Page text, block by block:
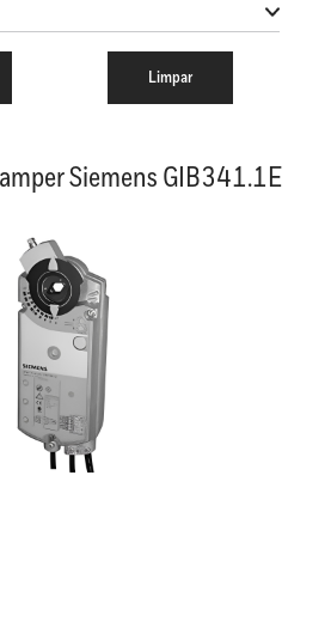
Siemens GIB341.1E